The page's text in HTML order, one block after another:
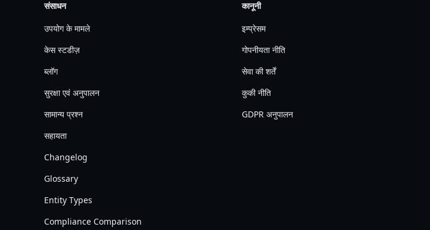
संसाधन
उपयोग के मामले
केस स्टडीज़
ब्लॉग
सुरक्षा एवं अनुपालन
सामान्य प्रश्न
सहायता
Changelog
Glossary
Entity Types
Compliance Comparison
कानूनी
इम्प्रेसम
गोपनीयता नीति
सेवा की शर्तें
कुकी नीति
GDPR अनुपालन